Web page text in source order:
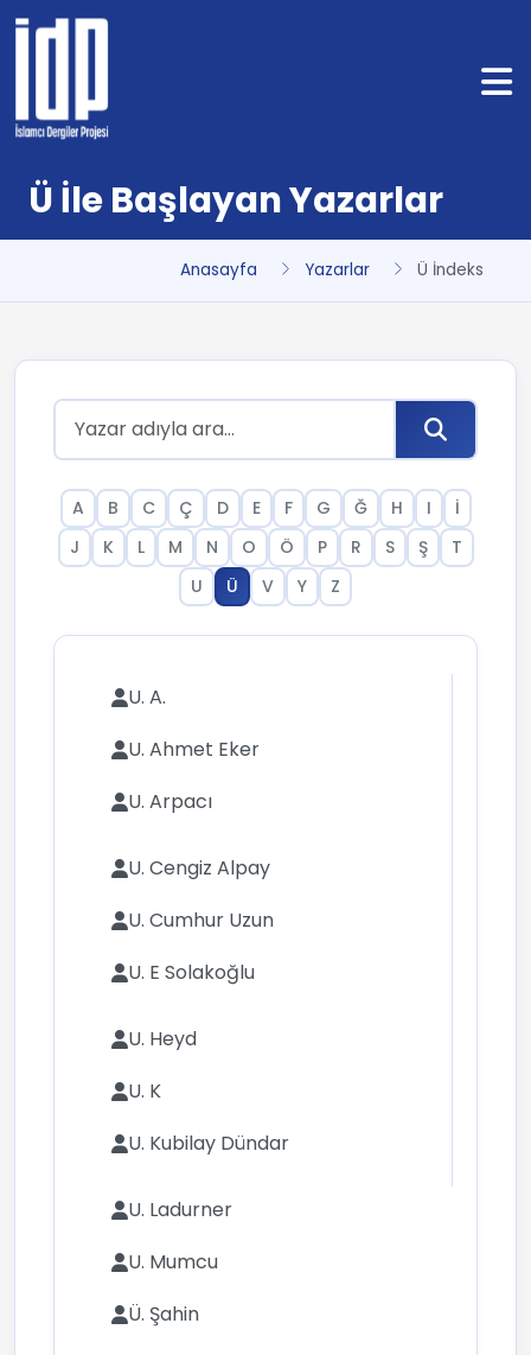
Ü İle Başlayan Yazarlar
Anasayfa Yazarlar Ü İndeks
A B C Ç D E F G Ğ H I
İ
J
K L M N O Ö P R S Ş
T
U
Ü V Y Z
U. A.
U. Ahmet Eker
U. Arpacı
U. Cengiz Alpay
U. Cumhur Uzun
U. E Solakoğlu
U. Heyd
U. K
U. Kubilay Dündar
U. Ladurner
U. Mumcu
Ü. Şahin